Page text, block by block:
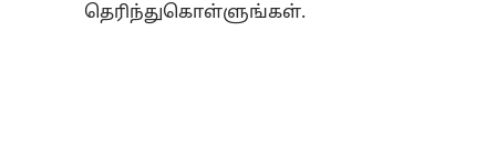
தெரிந்துகொள்ளுங்கள்.